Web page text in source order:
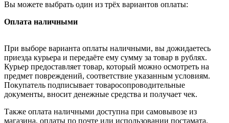
Вы можете выбрать один из трёх вариантов оплаты:
Оплата наличными
При выборе варианта оплаты наличными, вы дожидаетесь
приезда курьера и передаёте ему сумму за товар в рублях.
Курьер предоставляет товар, который можно осмотреть на
предмет повреждений, соответствие указанным условиям.
Покупатель подписывает товаросопроводительные
документы, вносит денежные средства и получает чек.
Также оплата наличными доступна при самовывозе из
магазина, оплаты по почте или использовании постамата.